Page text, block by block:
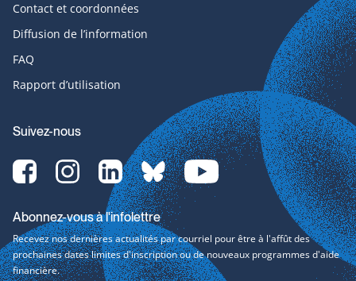
Contact et coordonnées
Diffusion de l’information
FAQ
Rapport d’utilisation
Suivez-nous
Facebook-
svg
Instagram-
svg
LinkedIn-
svg
bluesky-
svg
YouTube-
svg
Abonnez-vous à l'infolettre
Recevez nos dernières actualités par courriel pour être à l'affût des
prochaines dates limites d'inscription ou de nouveaux programmes d'aide
financière.